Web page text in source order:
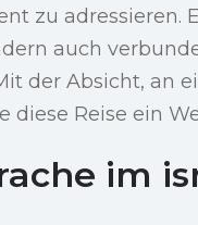
zu adressieren.
auch
der Absicht, an
Reise ein
im